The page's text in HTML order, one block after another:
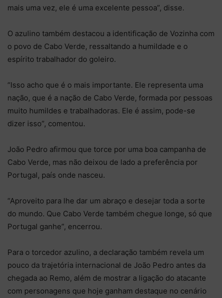
mais uma vez, ele é uma excelente pessoa”, disse.
O azulino também destacou a identificação de Vozinha com
o povo de Cabo Verde, ressaltando a humildade e o
espírito trabalhador do goleiro.
“Isso acho que é o mais importante. Ele representa uma
nação, que é a nação de Cabo Verde, formada por pessoas
muito humildes e trabalhadoras. Ele é assim, pode-se
dizer isso”, comentou.
João Pedro afirmou que torce por uma boa campanha de
Cabo Verde, mas não deixou de lado a preferência por
Portugal, país onde nasceu.
“Aproveito para lhe dar um abraço e desejar toda a sorte
do mundo. Que Cabo Verde também chegue longe, só que
Portugal ganhe”, encerrou.
Para o torcedor azulino, a declaração também revela um
pouco da trajetória internacional de João Pedro antes da
chegada ao Remo, além de mostrar a ligação do atacante
com personagens que hoje ganham destaque no cenário